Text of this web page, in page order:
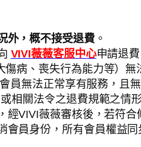
外，概不接受退費。
VIVI薇薇客服中心申請退
病、喪失行為能力等）
員無法正常享有服務，且
或相關法令之退費規範之情
經VIVI薇薇審核後，若符
會員身份，所有會員權益同